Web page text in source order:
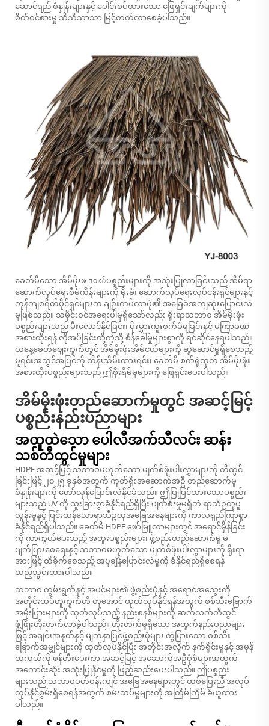
ဆောင်ရည် စံနှုန်းများနှင့် ပေါင်းစပ်ထားသော ဖြေရှင်းချက်များကို
စိတ်ဝင်စားမှု သိသိသာသာ မြင့်တက်လာစေခဲ့ပါသည်။
ခေတ်မီသော အိမ်မိုးဖ пок်ပစ္စည်းများကို အသုံးပြုလာခြင်းသည် အိမ်ရာ
ဆောက်လုပ်ရေးစီမံကိန်းများကို မိုးခံ၊ ဆောက်လုပ်ရေးလုပ်ငန်းရှင်များနှင့်
ကုန်ကျစရိတ်ပိုင်ရှင်များက ချဉ်းကပ်လာပုံ၏ အခြေခံအကျဆုံးပြောင်းလဲ
မှုဖြစ်သည်။ သမိုင်းဝင်အရေးပါမှုရှိသော်လည်း ရိုးရာသဘာဝ အိမ်မိုးဖုံး
ပစ္စည်းများသည် မီးလောင်နိုင်ခြင်း၊ ပိုးမွှားကူးစက်ခံရခြင်းနှင့် မကြာခဏ
အစားထိုးရန် လိုအပ်ခြင်းတို့ကဲ့သို့ စိန်ခေါ်မှုများစွာကို ရင်ဆိုင်နေရပါသည်။
ယနေ့ခေတ်ဈေးကွက်တွင် အိမ်မိုးဖုံးအိမ်ငယ်များကို ဆွဲဆောင်မှုရှိစေသည့်
မူရင်းအသွင်အပြင်ကို ထိန်းသိမ်းထားရင်း၊ ခေတ်မီ စက်ရုံထုတ် အိမ်မိုးဖုံး
အစားထိုးပစ္စည်းများသည် ဤစိုးရိမ်မှုများကို ဖြေရှင်းပေးပါသည်။
အိမ်မိုးဖုံးတည်ဆောက်မှုတွင် အဆင့်မြင့်
ပစ္စည်းနည်းပညာများ
အထူထဲသော ပေါလီအက်သီလင်း ဆန်း
သစ်တီထွင်မှုများ
HDPE အဆင့်မြင့် သဘာဝမဟုတ်သော မျက်စိဖုံးပါးလွှာများကို တီထွင်
ခြင်းဖြင့် ၂၀၂၅ ခုနှစ်အတွက် ကုတ်ရိုးအဆောက်အဦ တည်ဆောက်မှု
စံနှုန်းများကို တော်လှန်ပြောင်းလဲနိုင်ခဲ့သည်။ ဤပြုပြင်ထားသောပစ္စည်း
များသည် UV ကို ထူးခြားစွာခံနိုင်ရည်ရှိပြီး ပျက်စီးမှုမရှိဘဲ ရာသီဥတုပူ
လွန်းမှုနှင့် ပြင်းထန်သောရာသီဥတုအခြေအနေများကို ကာလရှည်ကြာစွာ
ခံနိုင်ရည်ရှိပါသည်။ ခေတ်မီ HDPE ဖော်မြူလာများတွင် အရောင်မှိန်ခြင်း
ကို ကာကွယ်ပေးသည့် အထူးပစ္စည်းများ၊ ဖွဲ့စည်းတည်ဆောက်မှု မ
ပျက်ပြားစေရေးနှင့် သဘာဝမဟုတ်သော မျက်စိဖုံးပါးလွှာများကို ရိုးရာ
အားဖြင့် ထိခိုက်စေသည့် အပူချိန်ပြောင်းလဲမှုကို ခံနိုင်ရည်ရှိစေရန်
ထည့်သွင်းထားပါသည်။
သဘာဝ ကွမ်းရွက်နှင့် အပင်များ၏ ဖွဲ့စည်းပုံနှင့် အရောင်အသွေးကို
အတိုင်းထပ်တူကွက်တိ တူအောင် ထုတ်လုပ်နိုင်ရန်အတွက် စစ်သီးခြောက်
အမိုးပြားများကို ထုတ်လုပ်သည့် နည်းစနစ်များကို ဆက်လက်တီထွင်
ဖွံ့ဖြိုးတိုးတက်လာခဲ့ပါသည်။ တိုးတက်မှုရှိသော အထွက်နည်းပညာများ
ဖြင့် အချင်းအနုတ်နှင့် မျက်နှာပြင်ဖွဲ့စည်းပုံများ ကွဲပြားသော စစ်သီး
ခြောက်အမျှင်များကို ထုတ်လုပ်နိုင်ပြီး အတိုင်းအလိုက် နက်ရှိုင်းမှုနှင့် အမှန်
တကယ်ကို ဖန်တီးပေးကာ အဆင့်မြင့် အဆောက်အဦပုံစံများအတွက်
အကောင်းဆုံး အသုံးပြုနိုင်မှုကို ဖြည့်ဆည်းပေးပါသည်။ ဤပစ္စည်း
များသည် သဘာဝပတ်ဝန်းကျင် အခြေအနေများတွင် တစ်ပြေးညီ အလုပ်
လုပ်နိုင်စွမ်းရှိစေရန်အတွက် စမ်းသပ်မှုများကို အကြိမ်ကြိမ် ခံယူထား
ပါသည်။